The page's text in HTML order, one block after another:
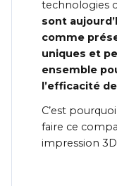
technologies
sont
comme
uniques et
ensemble
l’efficacité
C’est
faire ce
impression